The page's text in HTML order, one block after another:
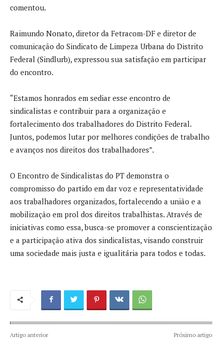
comentou.
Raimundo Nonato, diretor da Fetracom-DF e diretor de
comunicação do Sindicato de Limpeza Urbana do Distrito
Federal (Sindlurb), expressou sua satisfação em participar
do encontro.
“Estamos honrados em sediar esse encontro de
sindicalistas e contribuir para a organização e
fortalecimento dos trabalhadores do Distrito Federal.
Juntos, podemos lutar por melhores condições de trabalho
e avanços nos direitos dos trabalhadores”.
O Encontro de Sindicalistas do PT demonstra o
compromisso do partido em dar voz e representatividade
aos trabalhadores organizados, fortalecendo a união e a
mobilização em prol dos direitos trabalhistas. Através de
iniciativas como essa, busca-se promover a conscientização
e a participação ativa dos sindicalistas, visando construir
uma sociedade mais justa e igualitária para todos e todas.
Artigo anterior Próximo artigo